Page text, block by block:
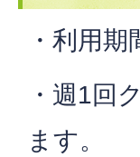
・利用
・週1回
ます。